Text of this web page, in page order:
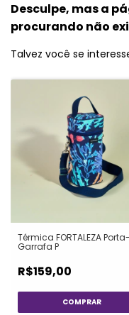
Desculpe, mas a
procurando não
Talvez você se
Térmica FORTALEZA Porta-
Garrafa P
R$159,00